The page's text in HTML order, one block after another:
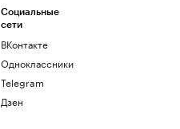
Социальные
сети
ВКонтакте
Одноклассники
Telegram
Дзен